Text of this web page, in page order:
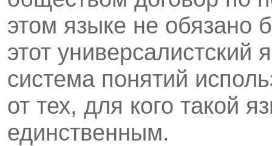
этом языке не обязано
этот универсалистский
система понятий
от тех, для кого такой
единственным.